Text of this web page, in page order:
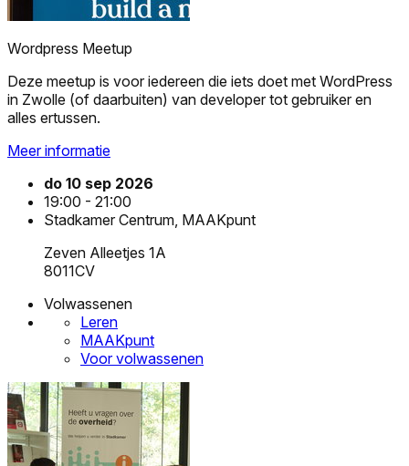
Wordpress Meetup
Deze meetup is voor iedereen die iets doet met WordPress
in Zwolle (of daarbuiten) van developer tot gebruiker en
alles ertussen.
Meer informatie
do 10 sep 2026
19:00 - 21:00
Stadkamer Centrum, MAAKpunt
Zeven Alleetjes 1A
8011CV
Volwassenen
Leren
MAAKpunt
Voor volwassenen